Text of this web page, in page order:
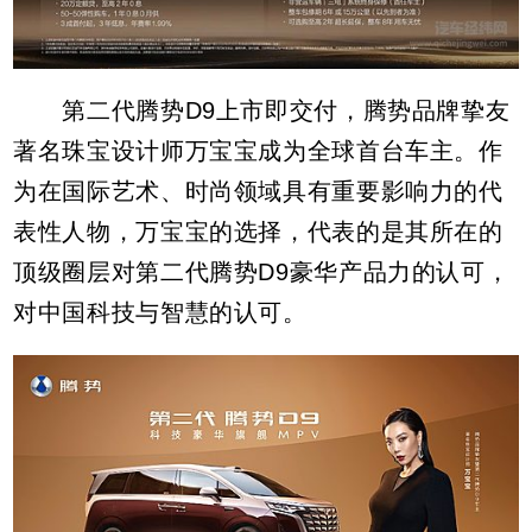
第二代腾势D9上市即交付，腾势品牌挚友
著名珠宝设计师万宝宝成为全球首台车主。作
为在国际艺术、时尚领域具有重要影响力的代
表性人物，万宝宝的选择，代表的是其所在的
顶级圈层对第二代腾势D9豪华产品力的认可，
对中国科技与智慧的认可。